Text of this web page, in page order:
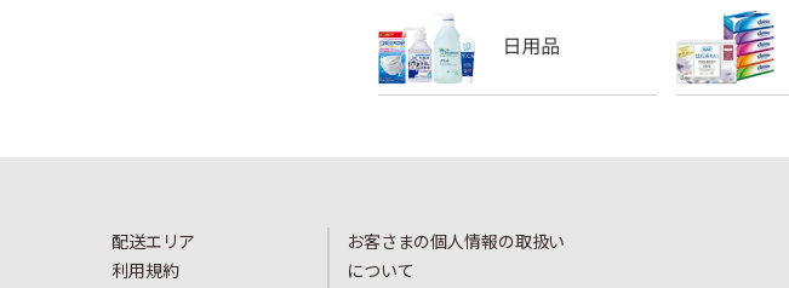
配送エリア
利用規約
お客さまの個人情報の取扱い
について